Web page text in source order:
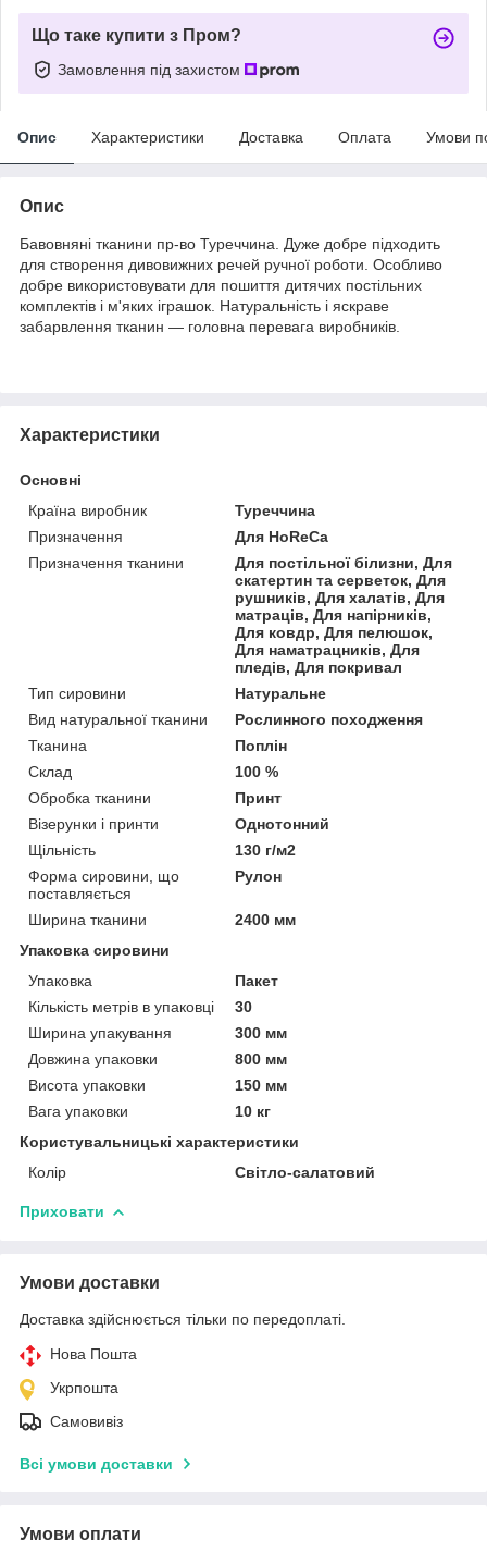
Що таке купити з Пром?
Замовлення під захистом
Опис Характеристики Доставка Оплата Умови
Опис
Бавовняні тканини пр-во Туреччина. Дуже добре підходить
для створення дивовижних речей ручної роботи. Особливо
добре використовувати для пошиття дитячих постільних
комплектів і м'яких іграшок. Натуральність і яскраве
забарвлення тканин — головна перевага виробників.
Характеристики
Основні
Країна виробник
Туреччина
Призначення
Для HoReCa
Призначення тканини
Для постільної білизни, Для
скатертин та серветок, Для
рушників, Для халатів, Для
матраців, Для напірників,
Для ковдр, Для пелюшок,
Для наматрацників, Для
пледів, Для покривал
Тип сировини
Натуральне
Вид натуральної тканини
Рослинного походження
Тканина
Поплін
Склад
100 %
Обробка тканини
Принт
Візерунки і принти
Однотонний
Щільність
130 г/м2
Форма сировини, що
поставляється
Рулон
Ширина тканини
2400 мм
Упаковка сировини
Упаковка
Пакет
Кількість метрів в упаковці
30
Ширина упакування
300 мм
Довжина упаковки
800 мм
Висота упаковки
150 мм
Вага упаковки
10 кг
Користувальницькі характеристики
Колір
Світло-салатовий
Приховати
Умови доставки
Доставка здійснюється тільки по передоплаті.
Нова Пошта
Укрпошта
Самовивіз
Всі умови доставки
Умови оплати